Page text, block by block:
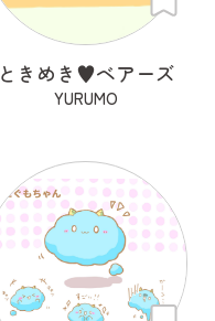
ときめき♥ベアーズ
YURUMO